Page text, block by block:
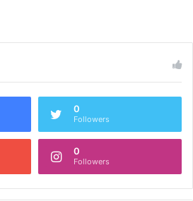
0
Followers
0
Followers